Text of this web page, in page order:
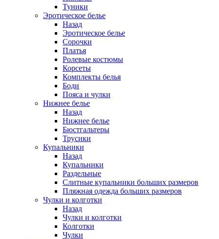
Туники
Эротическое белье
Назад
Эротическое белье
Сорочки
Платья
Ролевые костюмы
Корсеты
Комплекты белья
Боди
Пояса и чулки
Нижнее белье
Назад
Нижнее белье
Бюстгальтеры
Трусики
Купальники
Назад
Купальники
Раздельные
Слитные купальники больших размеров
Пляжная одежда больших размеров
Чулки и колготки
Назад
Чулки и колготки
Колготки
Чулки